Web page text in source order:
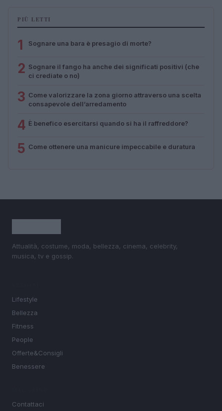
PIÙ LETTI
1 Sognare una bara è presagio di morte?
2 Sognare il fango ha anche dei significati positivi (che
ci crediate o no)
3 Come valorizzare la zona giorno attraverso una scelta
consapevole dell’arredamento
4 È benefico esercitarsi quando si ha il raffreddore?
5 Come ottenere una manicure impeccabile e duratura
Attualità, costume, moda, bellezza, cinema, celebrity,
musica, tv e gossip.
Lifestyle
Bellezza
Fitness
People
Offerte&Consigli
Benessere
Contattaci